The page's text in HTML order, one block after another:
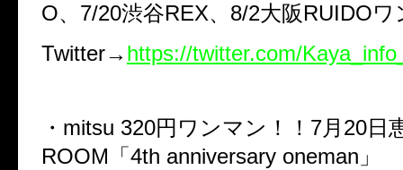
O、7/20渋谷REX、8/2大阪RUIDO
Twitter→ https://twitter.com/
・mitsu 320円ワンマン！！7月20日
ROOM「4th anniversary oneman」